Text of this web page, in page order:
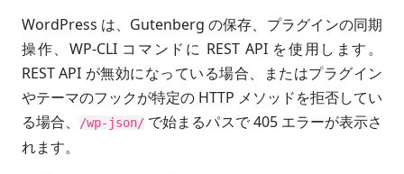
WordPress は、Gutenberg の保存、プラグインの同期
操作、WP-CLI コマンドに REST API を使用します。
REST API が無効になっている場合、またはプラグイン
やテーマのフックが特定の HTTP メソッドを拒否してい
る場合、
/wp-json/ で始まるパスで 405 エラーが表示さ
れます。